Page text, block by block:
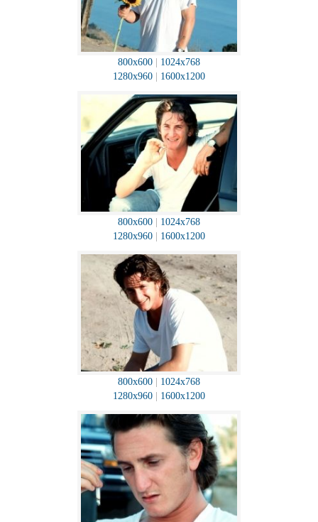
800x600
1024x768
1280x960
1600x1200
800x600
1024x768
1280x960
1600x1200
800x600
1024x768
1280x960
1600x1200